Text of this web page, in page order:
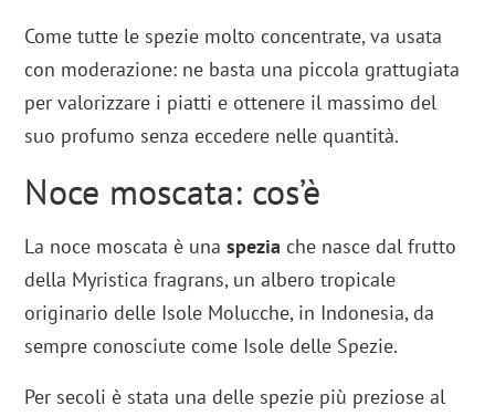
Come tutte le spezie molto concentrate, va usata
con moderazione: ne basta una piccola grattugiata
per valorizzare i piatti e ottenere il massimo del
suo profumo senza eccedere nelle quantità.
Noce moscata: cos’è
La noce moscata è unaspezia che nasce dal frutto
della Myristica fragrans, un albero tropicale
originario delle Isole Molucche, in Indonesia, da
sempre conosciute come Isole delle Spezie.
Per secoli è stata una delle spezie più preziose al